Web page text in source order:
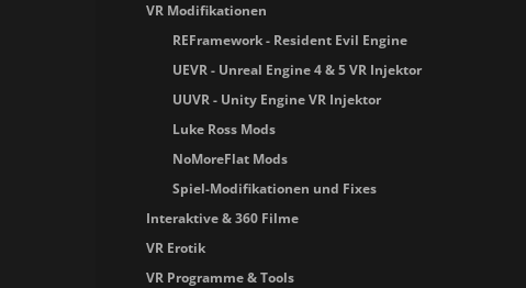
VR Modifikationen
REFramework - Resident Evil Engine
UEVR - Unreal Engine 4 & 5 VR Injektor
UUVR - Unity Engine VR Injektor
Luke Ross Mods
NoMoreFlat Mods
Spiel-Modifikationen und Fixes
Interaktive & 360 Filme
VR Erotik
VR Programme & Tools